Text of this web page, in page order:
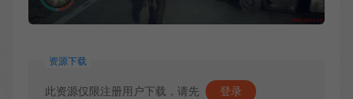
资源下载
此资源仅限注册用户下载，请先 登录